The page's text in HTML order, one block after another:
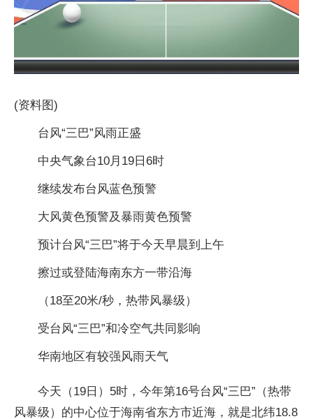
(资料图)
台风“三巴”风雨正盛
中央气象台10月19日6时
继续发布台风蓝色预警
大风黄色预警及暴雨黄色预警
预计台风“三巴”将于今天早晨到上午
擦过或登陆海南东方一带沿海
（18至20米/秒，热带风暴级）
受台风“三巴”和冷空气共同影响
华南地区有较强风雨天气
今天（19日）5时，今年第16号台风“三巴”（热带
风暴级）的中心位于海南省东方市近海，就是北纬18.8